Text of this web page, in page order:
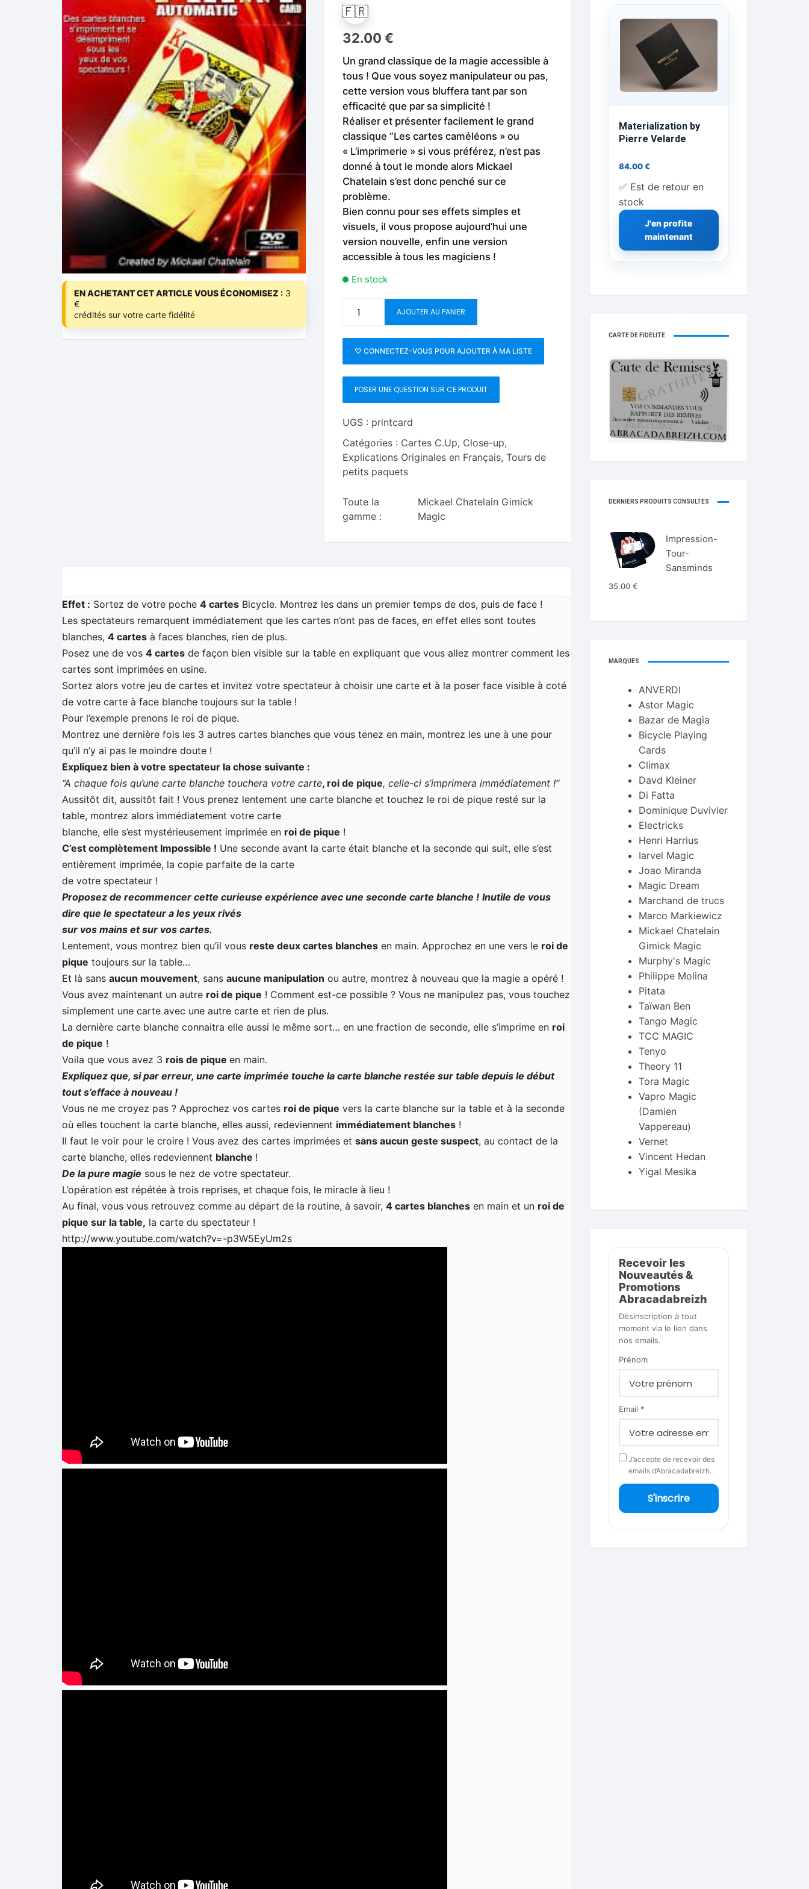
Liquides C.Up
Magie Numérique
Mentalisme close up
Pièces-Billets
Foulards
Grandes illusions
La Magie pour les Enfants
Liquides
Mentalisme salon et scène
Livres de tours de Pièces
impromptue
Livres en Anglais
Les Recharges
EN ACHETANT CET ARTICLE VOUS ÉCONOMISEZ : 3
€
crédités sur votre carte fidélité
🇫🇷
32.00€
Un grand classique de la magie accessible à
tous ! Que vous soyez manipulateur ou pas,
cette version vous bluffera tant par son
efficacité que par sa simplicité !
Réaliser et présenter facilement le grand
classique “Les cartes caméléons » ou
« L’imprimerie » si vous préférez, n’est pas
donné à tout le monde alors Mickael
Chatelain s’est donc penché sur ce
problème.
Bien connu pour ses effets simples et
visuels, il vous propose aujourd’hui une
version nouvelle, enfin une version
accessible à tous les magiciens !
En stock
Card-
Tour-
Mickaël
Chatelain
AJOUTER AU PANIER
♡ CONNECTEZ-VOUS POUR AJOUTER À MA LISTE
POSER UNE QUESTION SUR CE PRODUIT
UGS : printcard
Catégories : Cartes C.Up, Close-up,
Explications Originales en Français,Tours de
petits paquets
Toute la
gamme :
Mickael Chatelain Gimick
Magic
Effet : Sortez de votre poche 4 cartes Bicycle. Montrez les dans un premier temps de dos, puis de face !
Les spectateurs remarquent immédiatement que les cartes n’ont pas de faces, en effet elles sont toutes
blanches, 4 cartes à faces blanches, rien de plus.
Posez une de vos 4 cartes de façon bien visible sur la table en expliquant que vous allez montrer comment les
cartes sont imprimées en usine.
Sortez alors votre jeu de cartes et invitez votre spectateur à choisir une carte et à la poser face visible à coté
de votre carte à face blanche toujours sur la table !
Pour l’exemple prenons le roi de pique.
Montrez une dernière fois les 3 autres cartes blanches que vous tenez en main, montrez les une à une pour
qu’il n’y ai pas le moindre doute !
Expliquez bien à votre spectateur la chose suivante :
“A chaque fois qu’une carte blanche touchera votre carte, roi de pique, celle-ci s’imprimera immédiatement !“
Aussitôt dit, aussitôt fait ! Vous prenez lentement une carte blanche et touchez le roi de pique resté sur la
table, montrez alors immédiatement votre carte
blanche, elle s’est mystérieusement imprimée en roi de pique !
C’est complètement Impossible ! Une seconde avant la carte était blanche et la seconde qui suit, elle s’est
entièrement imprimée, la copie parfaite de la carte
de votre spectateur !
Proposez de recommencer cette curieuse expérience avec une seconde carte blanche ! Inutile de vous
dire que le spectateur a les yeux rivés
sur vos mains et sur vos cartes.
Lentement, vous montrez bien qu’il vous reste deux cartes blanches en main. Approchez en une vers le roi de
pique toujours sur la table…
Et là sans aucun mouvement, sans aucune manipulation ou autre, montrez à nouveau que la magie a opéré !
Vous avez maintenant un autre roi de pique ! Comment est-ce possible ? Vous ne manipulez pas, vous touchez
simplement une carte avec une autre carte et rien de plus.
La dernière carte blanche connaitra elle aussi le même sort… en une fraction de seconde, elle s’imprime en roi
de pique !
Voila que vous avez 3 rois de pique en main.
Expliquez que, si par erreur, une carte imprimée touche la carte blanche restée sur table depuis le début
tout s’efface à nouveau !
Vous ne me croyez pas ? Approchez vos cartes roi de pique vers la carte blanche sur la table et à la seconde
où elles touchent la carte blanche, elles aussi, redeviennent immédiatement blanches !
Il faut le voir pour le croire ! Vous avez des cartes imprimées et sans aucun geste suspect, au contact de la
carte blanche, elles redeviennent blanche !
De la pure magie sous le nez de votre spectateur.
L’opération est répétée à trois reprises, et chaque fois, le miracle à lieu !
Au final, vous vous retrouvez comme au départ de la routine, à savoir, 4 cartes blanches en main et un roi de
pique sur la table, la carte du spectateur !
http://www.youtube.com/watch?v=-p3W5EyUm2s
Materialization by
Pierre Velarde
84.00€
✅ Est de retour en
stock
J'en profite
maintenant
CARTE DE FIDELITÉ
DERNIERS PRODUITS CONSULTÉS
Impression-
Tour-
Sansminds
35.00 €
MARQUES
ANVERDI
Astor Magic
Bazar de Magia
Bicycle Playing
Cards
Climax
Davd Kleiner
Di Fatta
Dominique Duvivier
Electricks
Henri Harrius
Iarvel Magic
Joao Miranda
Magic Dream
Marchand de trucs
Marco Markiewicz
Mickael Chatelain
Gimick Magic
Murphy's Magic
Philippe Molina
Pitata
Taïwan Ben
Tango Magic
TCC MAGIC
Tenyo
Theory 11
Tora Magic
Vapro Magic
(Damien
Vappereau)
Vernet
Vincent Hedan
Yigal Mesika
Recevoir les
Nouveautés &
Promotions
Abracadabreizh
Désinscription à tout
moment via le lien dans
nos emails.
Prénom
Email *
J’accepte de recevoir des
emails d’Abracadabreizh.
S'inscrire